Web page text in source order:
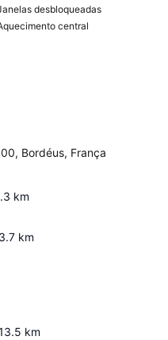
desbloqueadas
central
Bordéus, França
km
3.7 km
km